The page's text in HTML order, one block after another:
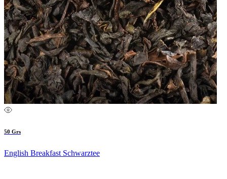
50 Grs
English Breakfast Schwarztee